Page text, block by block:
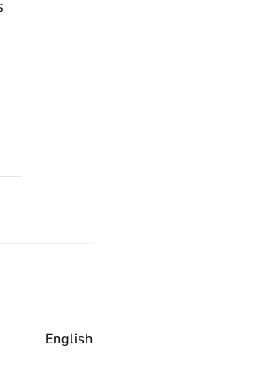
via X - U verlaat
nieuwsbericht via Facebook - U
dit nieuwsbericht via e-mail
Deel dit nieuwsbericht via LinkedIn - U
English